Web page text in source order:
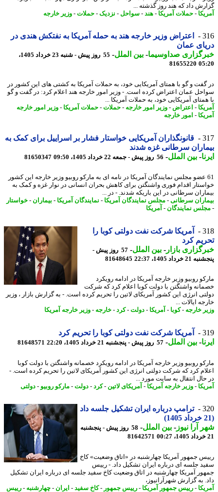
داد که هند روز گذشته ...
- حملات آمریکا- هند-سواحل-نزدیک -حملات-وزیر خارجه
اعتراض وزیر خارجه هند به حمله آمریکا به نفتکش هندی در
عمان
صداوسیما-بین الملل-
55 روز پیش - شنبه 23 خرداد 1405،
81655220
و گو با همتای آمریکایی خود، به حملات آمریکا به کشتی های این کشور در
عمان اعتراض کرده است. - وزیر امور خارجه هند اعلام کرد: در گفت و گو
آمریکایی خود، به حملات آمریکا ...
- اعتراض -وزیر امور خارجه-حملات-حملات آمریکا- وزیر امور خارجه
- امور خارجه
قانونگذاران آمریکایی خواستار فشار بر اسراییل برای کمک به
سرطانی غزه شدند
-بین الملل-56 روز پیش - جمعه 22 خرداد 1405، 09:50 81650347
عضو مجلس نمایندگان آمریکا در نامه ای به مارکو روبیو وزیر خارجه این کشور
اقدام فوری واشنگتن برای کاهش بحران انسانی در نوار غزه و کمک به
سرطانی در این باریکه شدند. - در ...
سرطانی-مجلس نمایندگان آمریکا- نمایندگان آمریکا- بیماران-
خواستار
نمایندگان-آمریکا
آمریکا شرکت نفت دولتی کوبا را
کرد
بازار- بین الملل-
57 روز پیش -
1405، 22:37
81648645
روبیو وزیر خارجه آمریکا در ادامه رویکرد
واشنگتن با دولت کوبا اعلام کرد که شرکت
انرژی این کشور آمریکای لاتین را تحریم کرده است. - به گزارش بازار ، وزیر
ایالات ...
خارجه-کوبا-آمریکا- دولت-کرد-خارجه-وزیر خارجه آمریکا
آمریکا شرکت نفت دولتی کوبا را تحریم کرد
-بین الملل-57 روز پیش - پنجشنبه 21 خرداد 1405، 22:20 81648571
روبیو وزیر خارجه آمریکا در ادامه رویکرد خصمانه واشنگتن با دولت کوبا
کرد که شرکت دولتی انرژی این کشور آمریکای لاتین را تحریم کرده است. -
اﻧﺘﻘﺎل ﺑﻪ ﺳﺎﯾﺖ ﻣﻮرد ...
- وزیر خارجه آمریکا- آمریکای لاتین-کرد-دولت-مارکو روبیو -دولتی
ترامپ درباره ایران تشکیل جلسه داد
آرا نیوز-بین الملل-
58 روز پیش - پنجشنبه
81642571
جمهور آمریکا چهارشنبه در «اتاق وضعیت» کاخ
جلسه ای درباره ایران تشکیل داد. - رییس
آمریکا چهارشنبه در اتاق وضعیت کاخ سفید جلسه ای درباره ایران تشکیل
به گزارش شهرآرانیوز،
- رییس جمهور آمریکا- رییس جمهور-کاخ سفید-ایران - چهارشنبه-رییس